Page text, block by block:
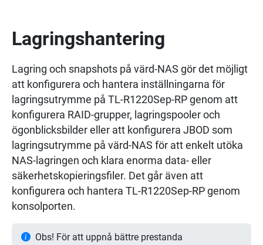
Lagringshantering
Lagring och snapshots på värd-NAS gör det möjligt
att konfigurera och hantera inställningarna för
lagringsutrymme på TL-R1220Sep-RP genom att
konfigurera RAID-grupper, lagringspooler och
ögonblicksbilder eller att konfigurera JBOD som
lagringsutrymme på värd-NAS för att enkelt utöka
NAS-lagringen och klara enorma data- eller
säkerhetskopieringsfiler. Det går även att
konfigurera och hantera TL-R1220Sep-RP genom
konsolporten.
Obs! För att uppnå bättre prestanda